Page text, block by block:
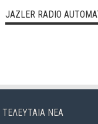
JAZLER RADIO
ΤΕΛΕΥΤΑΊΑ ΝΈΑ